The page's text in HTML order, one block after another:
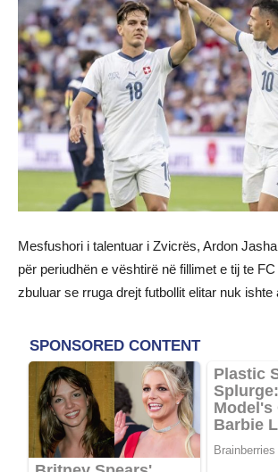
Mesfushori i talentuar i Zvicrës, Ardon
për periudhën e vështirë në fillimet e tij te
zbuluar se rruga drejt futbollit elitar nuk ishte